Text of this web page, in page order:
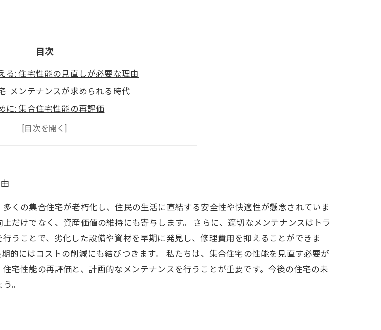
目次
る: 住宅性能の見直しが必要な理由
: メンテナンスが求められる時代
に: 集合住宅性能の再評価
鍵: 適切なメンテナンスの重要性
み心地と安全性を追求する新たなアプローチ
くの集合住宅が老朽化し、住民の生活に直結する安全性や快適性が懸念されていま
だけでなく、資産価値の維持にも寄与します。 さらに、適切なメンテナンスはトラ
うことで、劣化した設備や資材を早期に発見し、修理費用を抑えることができま
的にはコストの削減にも結びつきます。 私たちは、集合住宅の性能を見直す必要が
宅性能の再評価と、計画的なメンテナンスを行うことが重要です。今後の住宅の未
。